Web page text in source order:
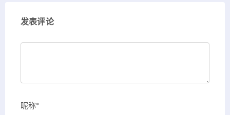
发表评论
昵称*